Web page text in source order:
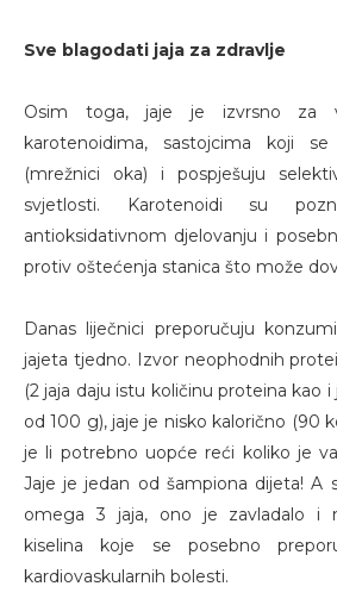
Sve blagodati jaja za zdravlje
Osim toga, jaje je izvrsno za
karotenoidima, sastojcima koji
(mrežnici oka) i pospješuju
svjetlosti. Karotenoidi su
antioksidativnom djelovanju i
protiv oštećenja stanica što može
Danas liječnici preporučuju
jajeta tjedno. Izvor neophodnih
(2 jaja daju istu količinu proteina kao
od 100 g), jaje je nisko kalorično (90
je li potrebno uopće reći koliko je
Jaje je jedan od šampiona dijeta! A
omega 3 jaja, ono je zavladalo i
kiselina koje se posebno
kardiovaskularnih bolesti.